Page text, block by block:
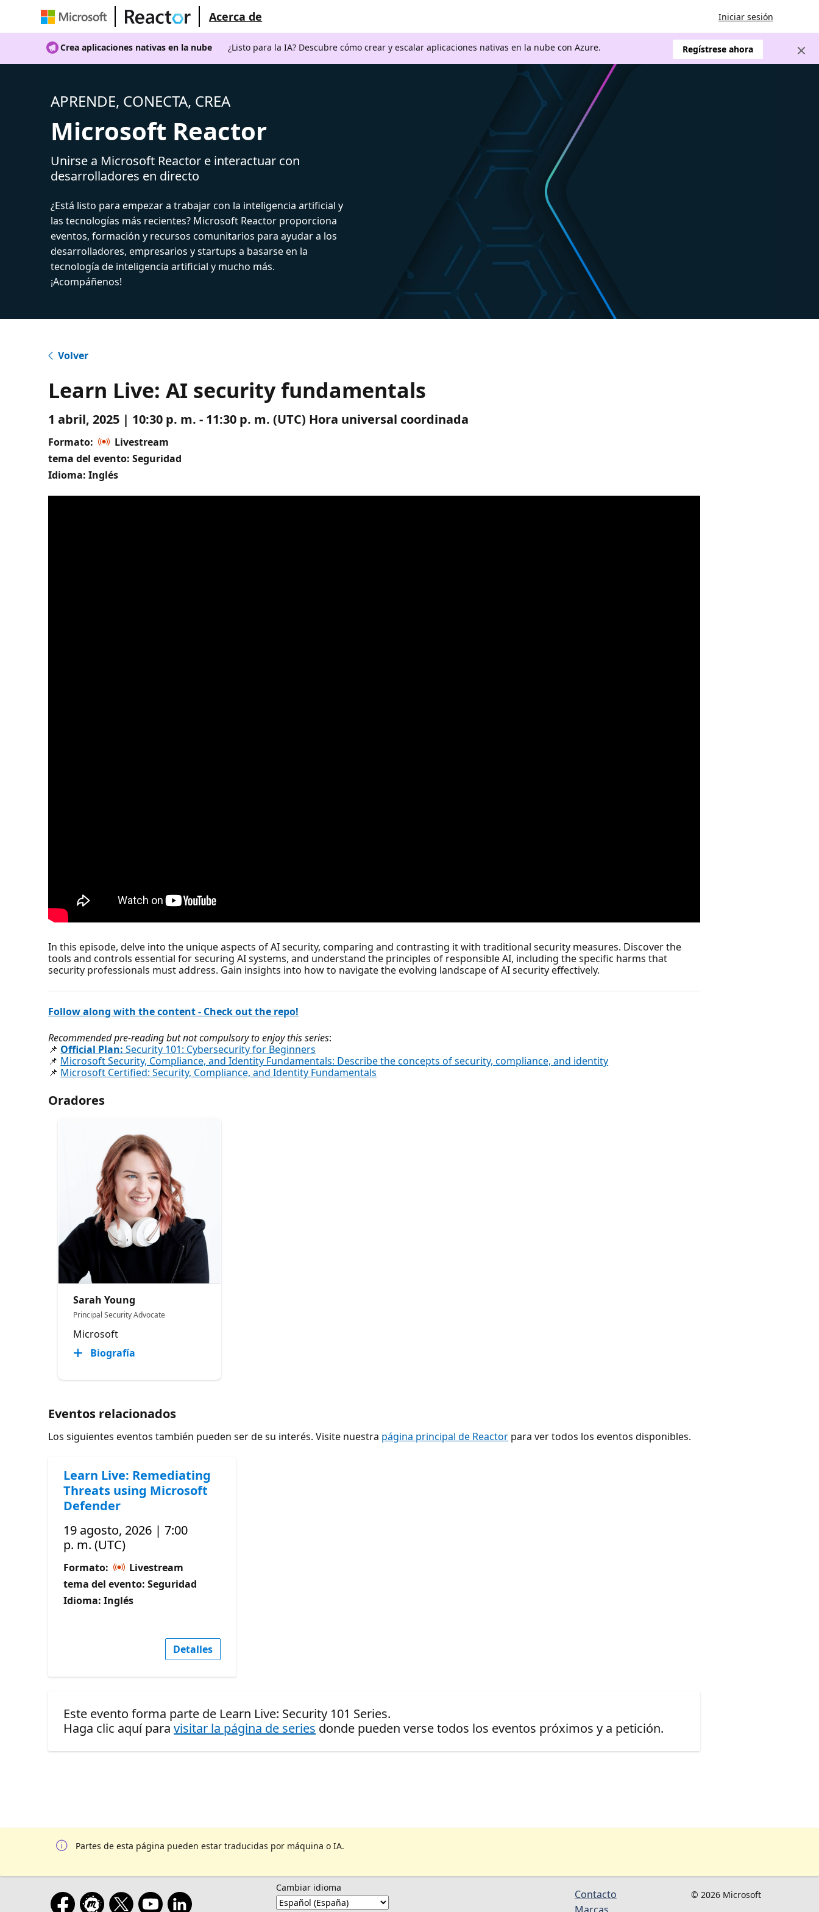
Acerca de Iniciar sesión
Crea aplicaciones nativas en la nube ¿Listo para la IA? Descubre cómo crear y escalar aplicaciones nativas en la nube con Azure. Regístrese ahora
APRENDE, CONECTA, CREA
Microsoft Reactor
Unirse a Microsoft Reactor e interactuar con
desarrolladores en directo
¿Está listo para empezar a trabajar con la inteligencia artificial y
las tecnologías más recientes? Microsoft Reactor proporciona
eventos, formación y recursos comunitarios para ayudar a los
desarrolladores, empresarios y startups a basarse en la
tecnología de inteligencia artificial y mucho más.
¡Acompáñenos!
Volver
Learn Live: AI security fundamentals
1 abril, 2025 | 10:30 p. m. - 11:30 p. m. (UTC) Hora universal coordinada
Formato:
Livestream
tema del evento: Seguridad
Idioma: Inglés
In this episode, delve into the unique aspects of AI security, comparing and contrasting it with traditional security measures. Discover the
tools and controls essential for securing AI systems, and understand the principles of responsible AI, including the specific harms that
security professionals must address. Gain insights into how to navigate the evolving landscape of AI security effectively.
Follow along with the content - Check out the repo!
Recommended pre-reading but not compulsory to enjoy this series:
📌 Official Plan: Security 101: Cybersecurity for Beginners
📌 Microsoft Security, Compliance, and Identity Fundamentals: Describe the concepts of security, compliance, and identity
📌 Microsoft Certified: Security, Compliance, and Identity Fundamentals
Oradores
Sarah Young
Principal Security Advocate
Microsoft
Biografía
Eventos relacionados
Los siguientes eventos también pueden ser de su interés. Visite nuestra página principal de Reactor para ver todos los eventos disponibles.
Learn Live: Remediating
Threats using Microsoft
Defender
19 agosto, 2026 | 7:00
p. m. (UTC)
Formato:
Livestream
tema del evento: Seguridad
Idioma: Inglés
Detalles
Este evento forma parte de Learn Live: Security 101 Series.
Haga clic aquí paravisitar la página de series donde pueden verse todos los eventos próximos y a petición.
Partes de esta página pueden estar traducidas por máquina o IA.
Cambiar idioma
Contacto
Marcas
© 2026 Microsoft